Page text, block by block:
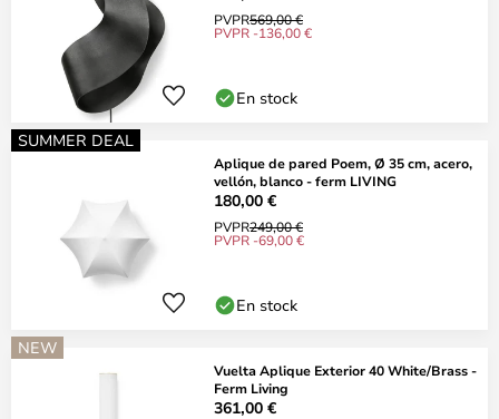
PVPR569,00 €
PVPR -136,00 €
En stock
SUMMER DEAL
Aplique de pared Poem, Ø 35 cm, acero,
vellón, blanco - ferm LIVING
180,00 €
PVPR249,00 €
PVPR -69,00 €
En stock
NEW
Vuelta Aplique Exterior 40 White/Brass -
Ferm Living
361,00 €